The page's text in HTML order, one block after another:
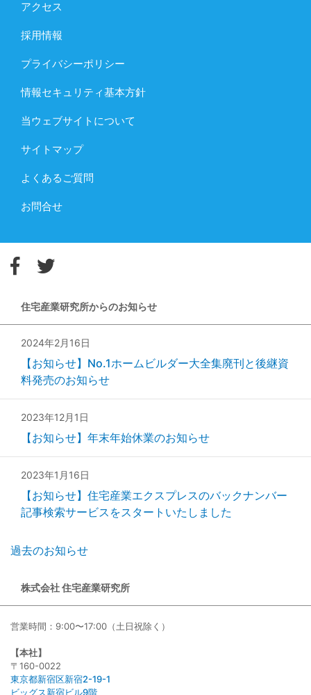
アクセス
採用情報
プライバシーポリシー
情報セキュリティ基本方針
当ウェブサイトについて
サイトマップ
よくあるご質問
お問合せ
住宅産業研究所からのお知らせ
2024年2月16日
【お知らせ】No.1ホームビルダー大全集廃刊と後継資
料発売のお知らせ
2023年12月1日
【お知らせ】年末年始休業のお知らせ
2023年1月16日
【お知らせ】住宅産業エクスプレスのバックナンバー
記事検索サービスをスタートいたしました
過去のお知らせ
株式会社 住宅産業研究所
営業時間：9:00〜17:00（土日祝除く）
【本社】
〒160-0022
東京都新宿区新宿2-19-1
ビッグス新宿ビル9階